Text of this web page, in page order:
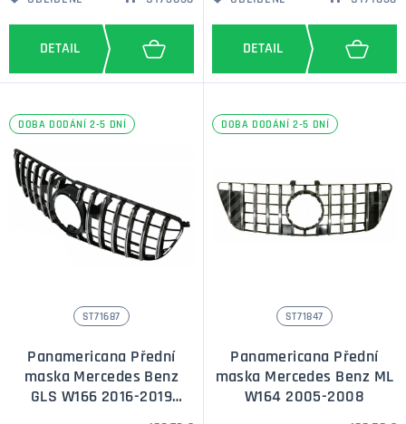
DOBA DODÁNÍ 2-5 DNÍ
ST71687
Panamericana Přední
maska Mercedes Benz
GLS W166 2016-2019
DOBA DODÁNÍ 2-5 DNÍ
ST71847
Panamericana Přední
maska Mercedes Benz ML
W164 2005-2008